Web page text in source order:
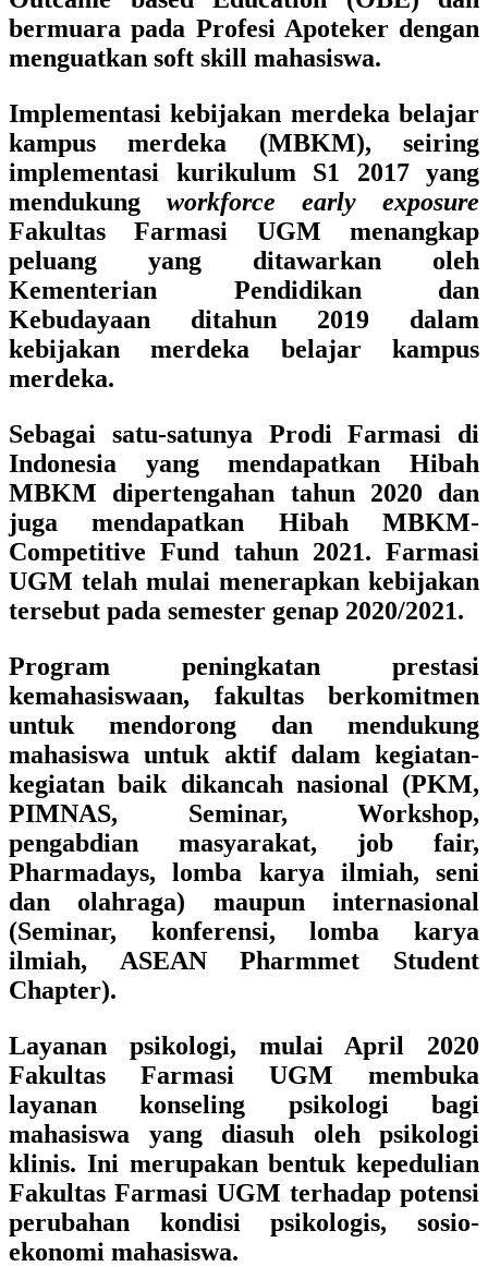
bermuara pada Profesi Apoteker dengan
menguatkan soft skill mahasiswa.
Implementasi kebijakan merdeka belajar
kampus merdeka (MBKM), seiring
implementasi kurikulum S1 2017 yang
mendukung workforce early exposure
Fakultas Farmasi UGM menangkap
peluang yang ditawarkan oleh
Kementerian Pendidikan dan
Kebudayaan ditahun 2019 dalam
kebijakan merdeka belajar kampus
merdeka.
Sebagai satu-satunya Prodi Farmasi di
Indonesia yang mendapatkan Hibah
MBKM dipertengahan tahun 2020 dan
juga mendapatkan Hibah MBKM-
Competitive Fund tahun 2021. Farmasi
UGM telah mulai menerapkan kebijakan
tersebut pada semester genap 2020/2021.
Program peningkatan prestasi
kemahasiswaan, fakultas berkomitmen
untuk mendorong dan mendukung
mahasiswa untuk aktif dalam kegiatan-
kegiatan baik dikancah nasional (PKM,
PIMNAS, Seminar, Workshop,
pengabdian masyarakat, job fair,
Pharmadays, lomba karya ilmiah, seni
dan olahraga) maupun internasional
(Seminar, konferensi, lomba karya
ilmiah, ASEAN Pharmmet Student
Chapter).
Layanan psikologi, mulai April 2020
Fakultas Farmasi UGM membuka
layanan konseling psikologi bagi
mahasiswa yang diasuh oleh psikologi
klinis. Ini merupakan bentuk kepedulian
Fakultas Farmasi UGM terhadap potensi
perubahan kondisi psikologis, sosio-
ekonomi mahasiswa.